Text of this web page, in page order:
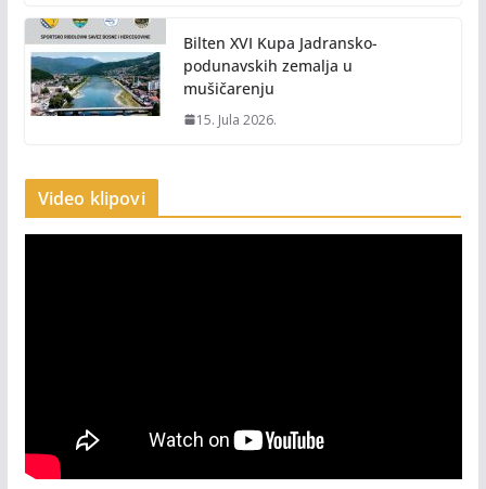
Bilten XVI Kupa Jadransko-
podunavskih zemalja u
mušičarenju
15. Jula 2026.
Video klipovi